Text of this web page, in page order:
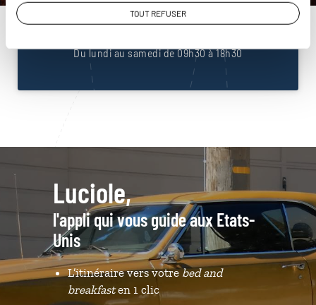
TOUT REFUSER
01 85 08 23 53
Du lundi au samedi de 09h30 à 18h30
Luciole,
l'appli qui vous guide aux Etats-
Unis
L’itinéraire vers votrebed and
breakfasten 1 clic